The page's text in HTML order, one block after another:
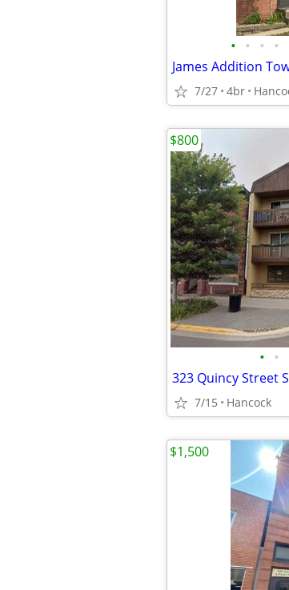
• • • •
James Addition
7/27 4br
• •
323 Quincy Street
7/15 Hancock
$800
$1,500